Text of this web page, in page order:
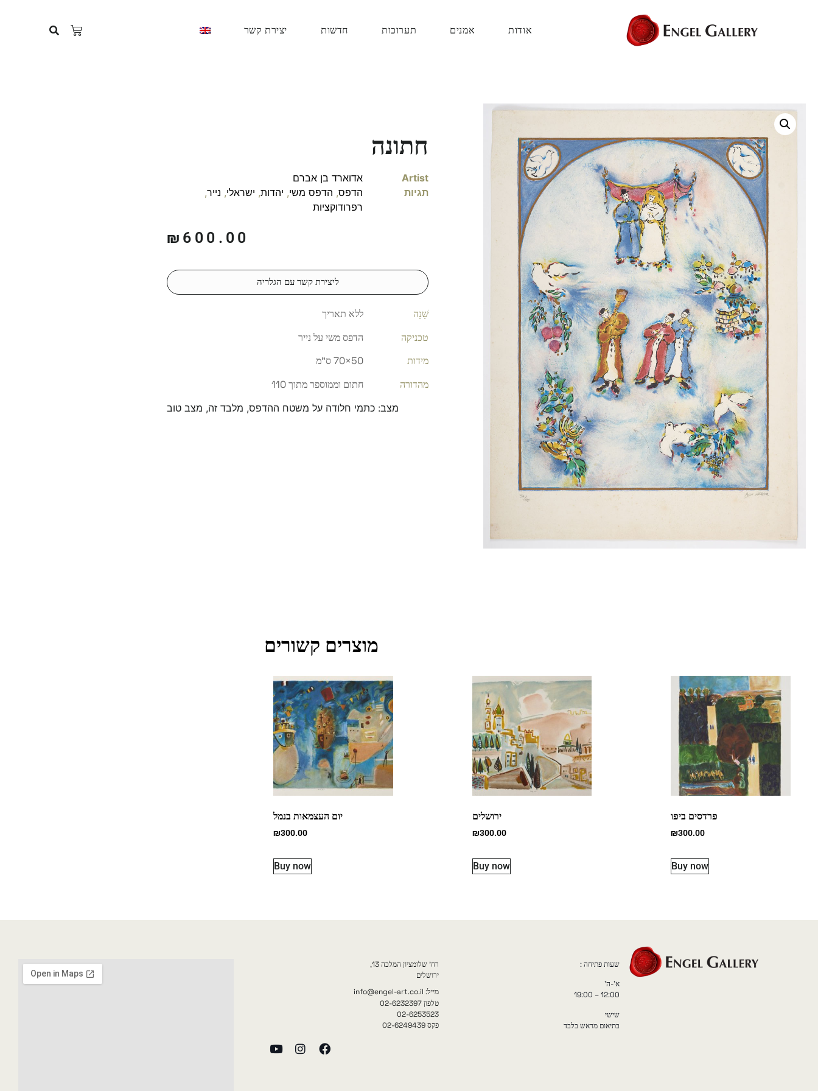
אודות אמנים תערוכות חדשות יצירת קשר
חתונה
Artist
אדוארד בן אברם
תגיות
הדפס, הדפס משי, יהדות, ישראלי, נייר,
רפרודוקציות
₪ 600.00
ליצירת קשר עם הגלריה
שָׁנָה
ללא תאריך
טכניקה
הדפס משי על נייר
מידות
50×70 ס"מ
מהדורה
חתום וממוספר מתוך 110
מצב: כתמי חלודה על משטח ההדפס, מלבד זה, מצב טוב
מוצרים קשורים
פרדסים ביפו
₪300.00
Buy now
ירושלים
₪300.00
Buy now
יום העצמאות בנמל
₪300.00
Buy now
שעות פתיחה :
א'-ה'
12:00 – 19:00
שישי
בתיאום מראש בלבד
רח' שלומציון המלכה 13,
ירושלים
מייל: info@engel-art.co.il
טלפון 02-6232397
02-6253523
פקס 02-6249439